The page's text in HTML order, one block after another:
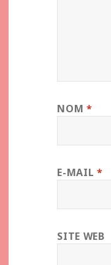
NOM *
E-MAIL *
SITE WEB